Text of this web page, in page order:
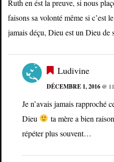
Ruth en ést la preuve, si nous
faisons sa volonté même si c’est
jamais déçu, Dieu est un Dieu de
Ludivine
DÉCEMBRE 1, 2016 @
Je n’avais jamais rapproché
Dieu
ta mère a bien
répéter plus souvent…